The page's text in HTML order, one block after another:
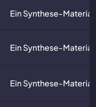
Ein Synthese-Material.
Ein Synthese-Material.
Ein Synthese-Material.